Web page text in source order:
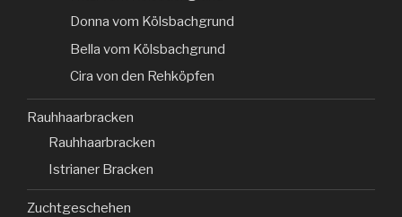
Donna vom Kölsbachgrund
Bella vom Kölsbachgrund
Cira von den Rehköpfen
Rauhhaarbracken
Rauhhaarbracken
Istrianer Bracken
Zuchtgeschehen